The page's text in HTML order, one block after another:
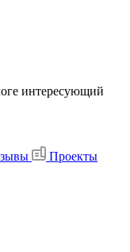
интересующий
Проекты